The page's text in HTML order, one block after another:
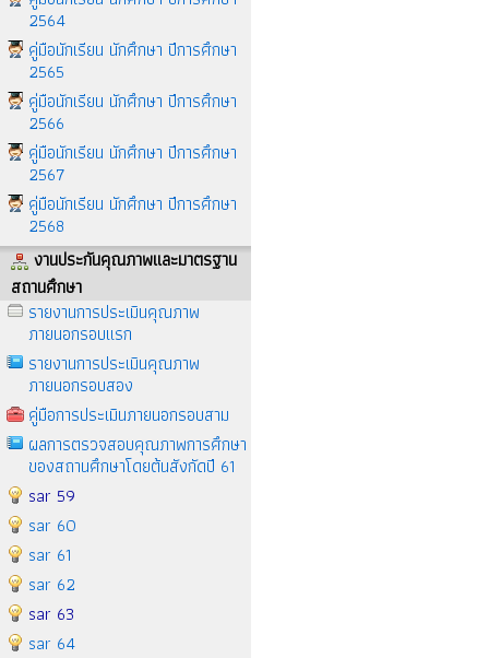
2564
คู่มือนักเรียน นักศึกษา ปีการศึกษา
2565
คู่มือนักเรียน นักศึกษา ปีการศึกษา
2566
คู่มือนักเรียน นักศึกษา ปีการศึกษา
2567
คู่มือนักเรียน นักศึกษา ปีการศึกษา
2568
งานประกันคุณภาพและมาตรฐาน
สถานศึกษา
รายงานการประเมินคุณภาพ
ภายนอกรอบแรก
รายงานการประเมินคุณภาพ
ภายนอกรอบสอง
คู่มือการประเมินภายนอกรอบสาม
ผลการตรวจสอบคุณภาพการศึกษา
ของสถานศึกษาโดยต้นสังกัดปี 61
sar 59
sar 60
sar 61
sar 62
sar 63
sar 64